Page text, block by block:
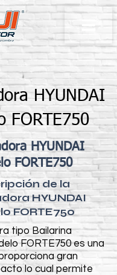
HYUNDAI
FORTE750
HYUNDAI
FORTE750
de la
HYUNDAI
FORTE750
tipo Bailarina
FORTE750 es una
gran
lo cual permite